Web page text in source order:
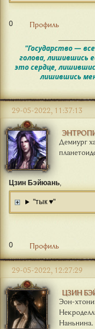
0 Профиль
"Государство —
голова, лишившись
это сердце,
лишившись
Демиург
29-05-2022, 11:37:13
Цзин Бэйюань
"тык ♥"
0 Профиль
ЦЗИН
Эон-
Наньнина.
29-05-2022, 12:27:29